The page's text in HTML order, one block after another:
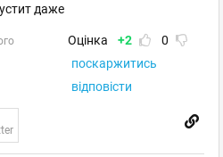
Хрещатик
даже
Оцінка +2
0
поскаржитись
відповісти